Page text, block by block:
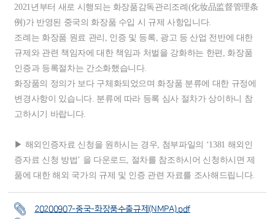
프데스크
2021년부터 새로 시행되는 화장품감독관리조례(化妆品监督管理条
例)가 반영된 중국의 화장품 수입 시 규제 사항입니다.
조례는 화장품 원료 관리, 인증 및 등록, 광고 등 산업 전반에 대한
규제와 관련 책임자에 대한 책임과 처벌을 강화하는 한편, 화장품
인증과 등록절차는 간소화했습니다.
화장품의 정의가 보다 구체화되었으며 화장품 분류에 대한 규정에
변경사항이 있습니다. 분류에 따라 등록 심사 절차가 상이하니 참
고하시기 바랍니다.
▶ 해외인증자료 신청을 원하시는 경우, 첨부파일의 ‘1381 해외인
증자료 신청 방법’ 을 다운로드, 절차를 참조하시어 신청하시면 제
품에 대한 해외 국가의 규제 및 인증 관련 자료를 조사해드립니다.
20200907-중국-화장품수출규제(NMPA).pdf